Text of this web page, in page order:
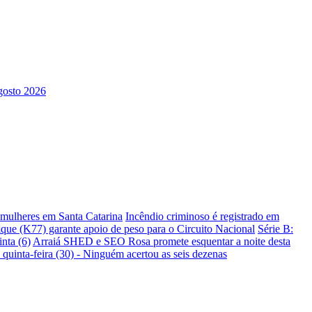
em Santa Catarina Incêndio criminoso é registrado em
(K77) garante apoio de peso para o Circuito Nacional Série B:
(6) Arraiá SHED e SEO Rosa promete esquentar a noite desta
feira (30) - Ninguém acertou as seis dezenas